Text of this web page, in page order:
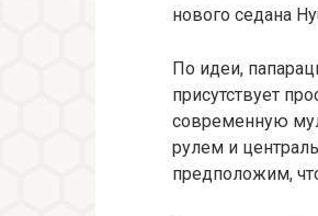
нового седана
По идеи,
присутствует
современную
рулем и
предположим,